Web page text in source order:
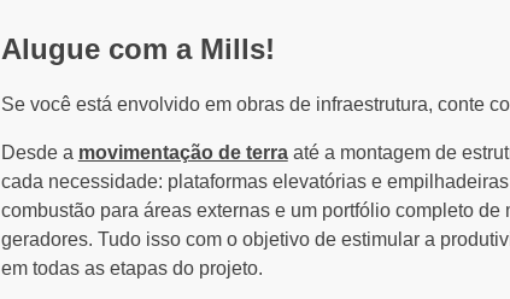
Alugue com a Mills!
Se você está envolvido em obras de infraestrutura, conte
Desde a movimentação de terraaté a montagem de
cada necessidade: plataformas elevatórias e
combustão para áreas externas e um portfólio completo
geradores. Tudo isso com o objetivo de estimular a
em todas as etapas do projeto.